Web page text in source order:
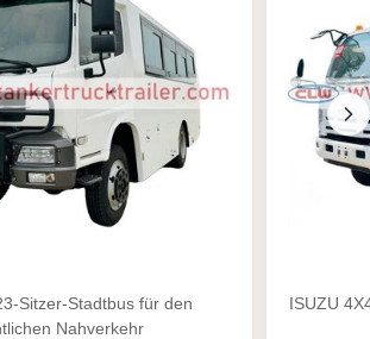
Sitzer-Stadtbus für den
Nahverkehr
ISUZU